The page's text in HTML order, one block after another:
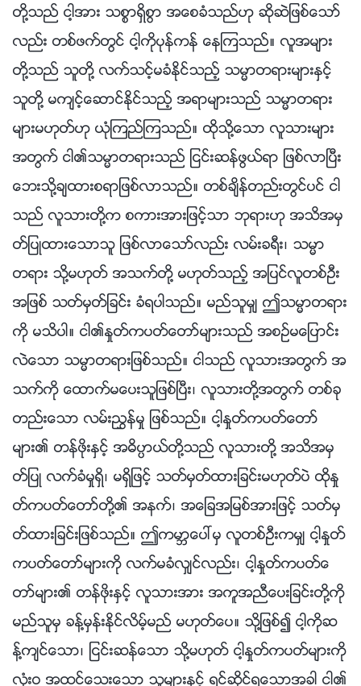
တို႔သည္ ငါ့အား သစၥာရွိစြာ အေစခံသည္ဟု ဆိုဆဲျဖစ္ေသာ္
လည္း တစ္ဖက္တြင္ ငါ့ကိုပုန္ကန္ ေနၾကသည္။ လူအမ်ား
တို႔သည္ သူတို႔ လက္သင့္မခံႏိုင္သည့္ သမၼာတရားမ်ားႏွင့္
သူတို႔ မက်င့္ေဆာင္ႏိုင္သည့္ အရာမ်ားသည္ သမၼာတရား
မ်ားမဟုတ္ဟု ယုံၾကည္ၾကသည္။ ထိုသို႔ေသာ လူသားမ်ား
အတြက္ ငါ၏သမၼာတရားသည္ ျငင္းဆန္ဖြယ္ရာ ျဖစ္လာၿပီး
ေဘးသို႔ခ်ထားစရာျဖစ္လာသည္။ တစ္ခ်ိန္တည္းတြင္ပင္ ငါ
သည္ လူသားတို႔က စကားအားျဖင့္သာ ဘုရားဟု အသိအမွ
တ္ျပဳထားေသာသူ ျဖစ္လာေသာ္လည္း လမ္းခရီး၊ သမၼာ
တရား သို႔မဟုတ္ အသက္တို႔ မဟုတ္သည့္ အျပင္လူတစ္ဦး
အျဖစ္ သတ္မွတ္ျခင္း ခံရပါသည္။ မည္သူမွ် ဤသမၼာတရား
ကို မသိပါ။ ငါ၏ႏႈတ္ကပတ္ေတာ္မ်ားသည္ အစဥ္မေျပာင္း
လဲေသာ သမၼာတရားျဖစ္သည္။ ငါသည္ လူသားအတြက္ အ
သက္ကို ေထာက္မေပးသူျဖစ္ၿပီး၊ လူသားတို႔အတြက္ တစ္ခု
တည္းေသာ လမ္းၫႊန္မႈ ျဖစ္သည္။ ငါ့ႏႈတ္ကပတ္ေတာ္
မ်ား၏ တန္ဖိုးႏွင့္ အဓိပၸာယ္တို႔သည္ လူသားတို႔ အသိအမွ
တ္ျပဳ လက္ခံမႈရွိ၊ မရွိျဖင့္ သတ္မွတ္ထားျခင္းမဟုတ္ပဲ ထိုႏႈ
တ္ကပတ္ေတာ္တို႔၏ အနက္၊ အေျခအျမစ္အားျဖင့္ သတ္မွ
တ္ထားျခင္းျဖစ္သည္။ ဤကမာၻေပၚမွ လူတစ္ဦးကမွ် ငါ့ႏႈတ္
ကပတ္ေတာ္မ်ားကို လက္မခံလွ်င္လည္း၊ ငါ့ႏႈတ္ကပတ္ေ
တာ္မ်ား၏ တန္ဖိုးႏွင့္ လူသားအား အကူအညီေပးျခင္းတို႔ကို
မည္သူမွ ခန္႔မွန္းႏိုင္လိမ့္မည္ မဟုတ္ေပ။ သို႔ျဖစ္၍ ငါ့ကိုဆ
န္႔က်င္ေသာ၊ ျငင္းဆန္ေသာ သို႔မဟုတ္ ငါ့ႏႈတ္ကပတ္မ်ားကို
လုံးဝ အထင္ေသးေသာ သူမ်ားႏွင့္ ရင္ဆိုင္ရေသာအခါ ငါ၏